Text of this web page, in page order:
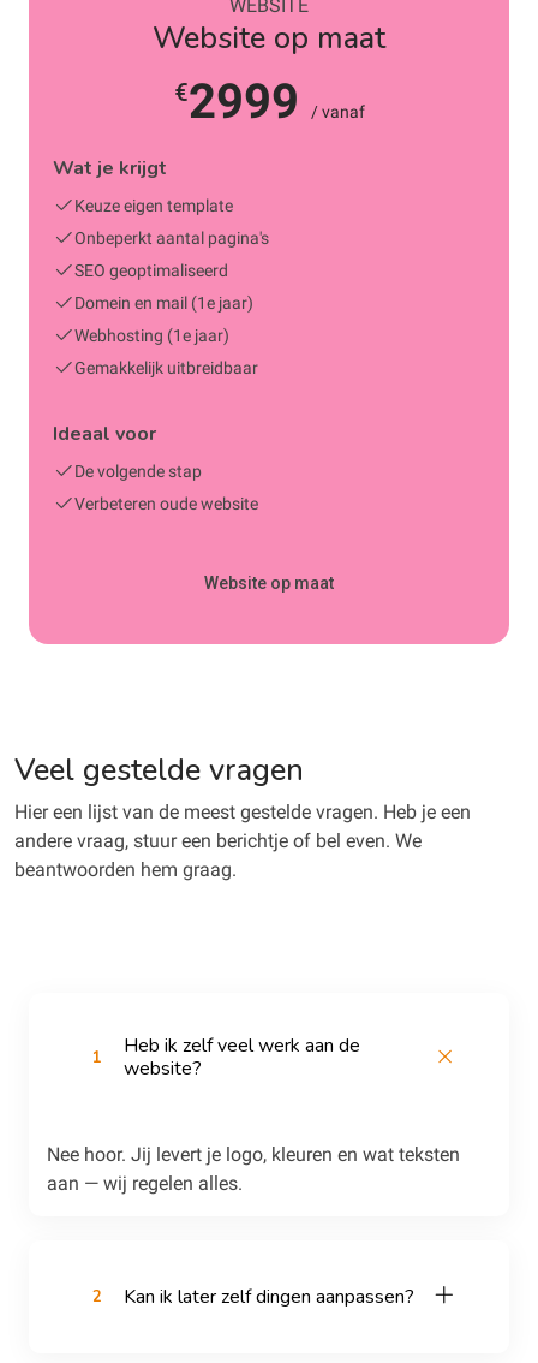
WEBSITE
Website op maat
€2999 / vanaf
Wat je krijgt
Keuze eigen template
Onbeperkt aantal pagina's
SEO geoptimaliseerd
Domein en mail (1e jaar)
Webhosting (1e jaar)
Gemakkelijk uitbreidbaar
Ideaal voor
De volgende stap
Verbeteren oude website
Website op maat
Veel gestelde vragen
Hier een lijst van de meest gestelde vragen. Heb je een
andere vraag, stuur een berichtje of bel even. We
beantwoorden hem graag.
1
Heb ik zelf veel werk aan de
website?
Nee hoor. Jij levert je logo, kleuren en wat teksten
aan — wij regelen alles.
2 Kan ik later zelf dingen aanpassen?